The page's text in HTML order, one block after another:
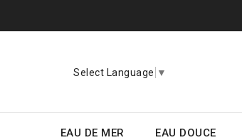
Select Language ▼
EAU DE MER EAU DOUCE